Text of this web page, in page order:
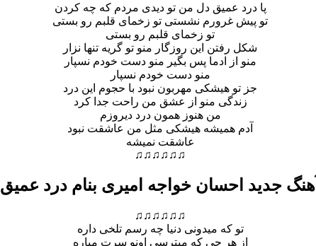
پا درد عمیق دل من تو دیدی مردم که چه کردن
تو پیش غرورم نشستی تو زخمای قلبم رو بستی
تو زخمای قلبم رو بستی
شکل رفتن این روزگار منو تو گریه تنها نزار
منو از ادما پس بگیر منو دست خودم نسپار
منو دست خودم نسپار
جز تو هیشکی مهربون نبود با حجوم این درد
زندگی منو از عشق من راحت جدا کرد
من هنوز همون درد دیروزم
آدم همیشه هیشکی مثل من عاشقت نبود
عاشقت نمیشه
♫♫♫♫♫♫
آهنگ جدید احسان خواجه امیری بنام درد عمیق
♫♫♫♫♫♫
تو که میدونی دنیا چه رسم تلخی داره
از هر چی که میترسی اونو سرت میاره